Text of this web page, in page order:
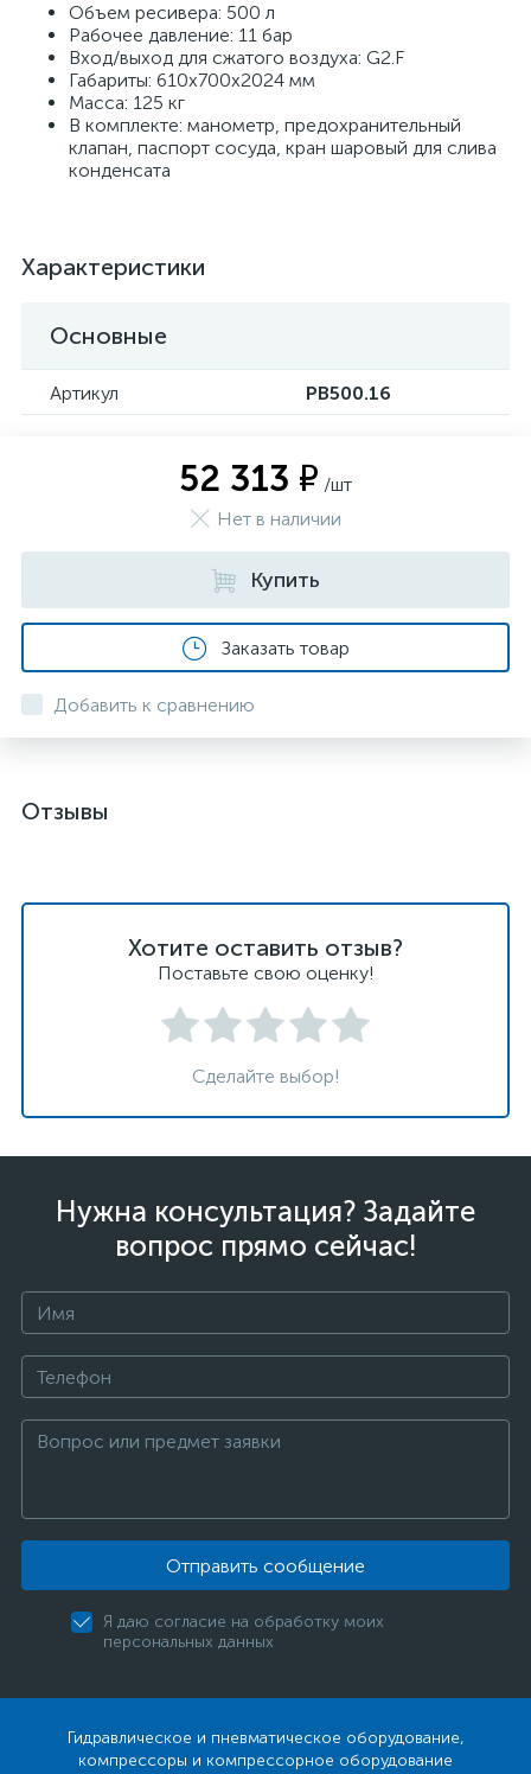
Объем ресивера: 500 л
Рабочее давление: 11 бар
Вход/выход для сжатого воздуха: G2.F
Габариты: 610х700х2024 мм
Масса: 125 кг
В комплекте: манометр, предохранительный
клапан, паспорт сосуда, кран шаровый для слива
конденсата
Характеристики
Основные
Артикул РВ500.16
52 313 ₽ /шт
Нет в наличии
Купить
Заказать товар
Добавить к сравнению
Отзывы
Хотите оставить отзыв?
Поставьте свою оценку!
Сделайте выбор!
Нужна консультация? Задайте
вопрос прямо сейчас!
Отправить сообщение
Я даю согласие на обработку моих
персональных данных
Гидравлическое и пневматическое оборудование,
компрессоры и компрессорное оборудование